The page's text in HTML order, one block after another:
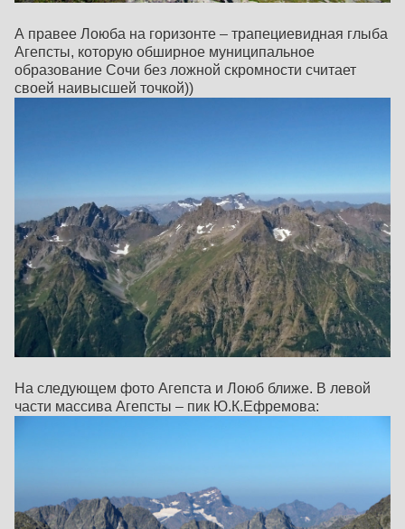
А правее Лоюба на горизонте – трапециевидная глыба
Агепсты, которую обширное муниципальное
образование Сочи без ложной скромности считает
своей наивысшей точкой))
На следующем фото Агепста и Лоюб ближе. В левой
части массива Агепсты – пик Ю.К.Ефремова: